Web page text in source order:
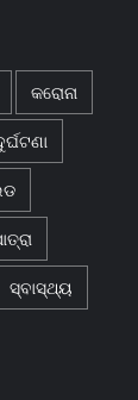
କରୋନା
ସ୍ବାସ୍ଥ୍ୟ